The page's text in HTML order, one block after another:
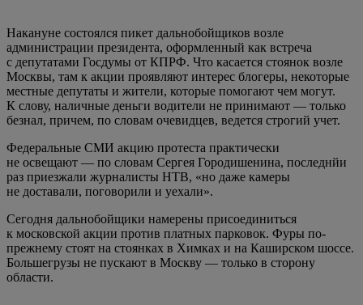
Накануне состоялся пикет дальнобойщиков возле
администрации президента, оформленный как встреча
с депутатами Госдумы от КПРФ. Что касается стоянок возле
Москвы, там к акции проявляют интерес блогеры, некоторые
местные депутаты и жители, которые помогают чем могут.
К слову, наличные деньги водители не принимают — только
безнал, причем, по словам очевидцев, ведется строгий учет.
Федеральные СМИ акцию протеста практически
не освещают — по словам Сергея Городишенина, последнйи
раз приезжали журналисты НТВ, «но даже камеры
не доставали, поговорили и уехали».
Сегодня дальнобойщики намерены присоединиться
к московской акции против платных парковок. Фуры по-
прежнему стоят на стоянках в Химках и на Каширском шоссе.
Большегрузы не пускают в Москву — только в сторону
области.